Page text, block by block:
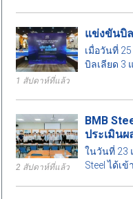
1 สัปดาห์ที่แล้ว
แข่งขันบิ
เมื่อวันที่
บิลเลียด 3
2 สัปดาห์ที่แล้ว
BMB
ประเมินผ
ในวันที่ 23
Steel ได้เ